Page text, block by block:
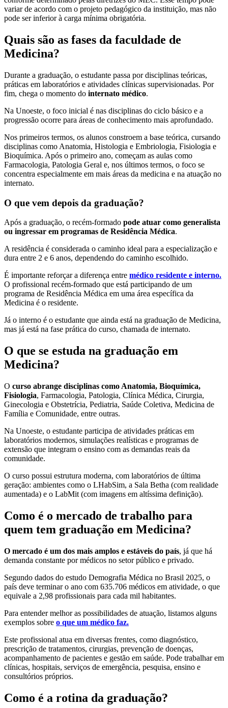
variar de acordo com o projeto pedagógico da instituição, mas não
pode ser inferior à carga mínima obrigatória.
Quais são as fases da faculdade de
Medicina?
Durante a graduação, o estudante passa por disciplinas teóricas,
práticas em laboratórios e atividades clínicas supervisionadas. Por
fim, chega o momento do internato médico.
Na Unoeste, o foco inicial é nas disciplinas do ciclo básico e a
progressão ocorre para áreas de conhecimento mais aprofundado.
Nos primeiros termos, os alunos constroem a base teórica, cursando
disciplinas como Anatomia, Histologia e Embriologia, Fisiologia e
Bioquímica. Após o primeiro ano, começam as aulas como
Farmacologia, Patologia Geral e, nos últimos termos, o foco se
concentra especialmente em mais áreas da medicina e na atuação no
internato.
O que vem depois da graduação?
Após a graduação, o recém-formado pode atuar como generalista
ou ingressar em programas de Residência Médica.
A residência é considerada o caminho ideal para a especialização e
dura entre 2 e 6 anos, dependendo do caminho escolhido.
É importante reforçar a diferença entre médico residente e interno.
O profissional recém-formado que está participando de um
programa de Residência Médica em uma área específica da
Medicina é o residente.
Já o interno é o estudante que ainda está na graduação de Medicina,
mas já está na fase prática do curso, chamada de internato.
O que se estuda na graduação em
Medicina?
O curso abrange disciplinas como Anatomia, Bioquímica,
Fisiologia, Farmacologia, Patologia, Clínica Médica, Cirurgia,
Ginecologia e Obstetrícia, Pediatria, Saúde Coletiva, Medicina de
Família e Comunidade, entre outras.
Na Unoeste, o estudante participa de atividades práticas em
laboratórios modernos, simulações realísticas e programas de
extensão que integram o ensino com as demandas reais da
comunidade.
O curso possui estrutura moderna, com laboratórios de última
geração: ambientes como o LHabSim, a Sala Betha (com realidade
aumentada) e o LabMit (com imagens em altíssima definição).
Como é o mercado de trabalho para
quem tem graduação em Medicina?
O mercado é um dos mais amplos e estáveis do país, já que há
demanda constante por médicos no setor público e privado.
Segundo dados do estudo Demografia Médica no Brasil 2025, o
país deve terminar o ano com 635.706 médicos em atividade, o que
equivale a 2,98 profissionais para cada mil habitantes.
Para entender melhor as possibilidades de atuação, listamos alguns
exemplos sobre o que um médico faz.
Este profissional atua em diversas frentes, como diagnóstico,
prescrição de tratamentos, cirurgias, prevenção de doenças,
acompanhamento de pacientes e gestão em saúde. Pode trabalhar em
clínicas, hospitais, serviços de emergência, pesquisa, ensino e
consultórios próprios.
Como é a rotina da graduação?